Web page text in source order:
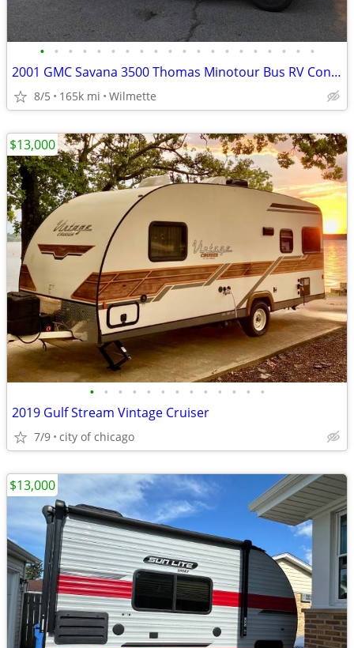
• • • • • • • • • • • • • • • • • • • •
2001 GMC Savana 3500 Thomas Minotour Bus RV Conversion
8/5 165k mi Wilmette
• • • • • • • • • • • • •
2019 Gulf Stream Vintage Cruiser
7/9 city of chicago
$13,000
$13,000